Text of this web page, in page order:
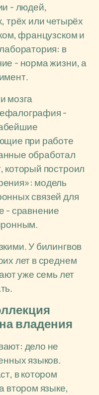
- людей,
трёх или четырёх
французском и
в
- норма жизни, а
мозга
-
при работе
обработал
который построил
модель
связей для
- сравнение
У билингвов
лет в среднем
уже семь лет
владения
дело не
языков.
в котором
втором языке,